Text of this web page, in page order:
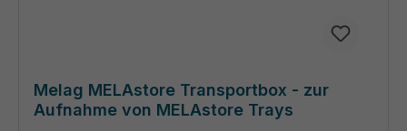
Melag MELAstore Transportbox - zur
Aufnahme von MELAstore Trays